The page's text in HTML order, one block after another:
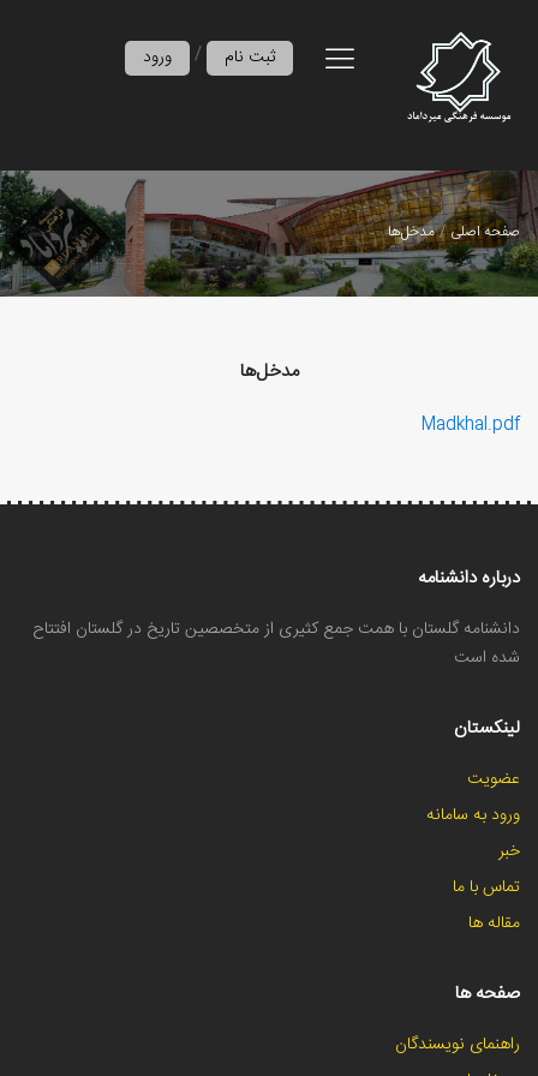
ورود / ثبت نام
صفحه اصلی مدخل‌ها
مدخل‌ها
Madkhal.pdf
درباره دانشنامه
دانشنامه گلستان با همت جمع کثیری از متخصصین تاریخ در گلستان افتتاح
شده است
لینکستان
عضویت
ورود به سامانه
خبر
تماس با ما
مقاله ها
صفحه ها
راهنمای نویسندگان